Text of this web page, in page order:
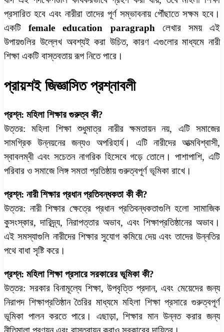
প্রসারিত হবে এবং নারীরা তাদের পূর্ণ সম্ভাবনায় পৌঁছাতে সক্ষম হবে।
একটিfemale education paragraph লেখার সময় এই
উপায়গুলির উল্লেখ অবশ্যই করা উচিত, কারণ এগুলোর মাধ্যমে নারী
শিক্ষা একটি বাস্তবতায় রূপ নিতে পারে।
প্রায়শই জিজ্ঞাসিত প্রশ্নাবলী
প্রশ্ন: মহিলা শিক্ষার গুরুত্ব কী?
উত্তর: মহিলা শিক্ষা শুধুমাত্র নারীর ক্ষমতায়ন নয়, এটি সমাজের
সামগ্রিক উন্নয়নের জন্যও অপরিহার্য। এটি নারীদের আত্মবিশ্বাসী,
স্বাবলম্বী এবং সচেতন নাগরিক হিসেবে গড়ে তোলে। পাশাপাশি, এটি
পরিবার ও সমাজে লিঙ্গ সমতা প্রতিষ্ঠায় গুরুত্বপূর্ণ ভূমিকা রাখে।
প্রশ্ন: নারী শিক্ষার প্রধান প্রতিবন্ধকতা কী কী?
উত্তর: নারী শিক্ষার ক্ষেত্রে প্রধান প্রতিবন্ধকতাগুলি হলো সামাজিক
কুসংস্কার, দারিদ্র্য, নিরাপত্তার অভাব, এবং শিক্ষাপ্রতিষ্ঠানের অভাব।
এই সমস্যাগুলি নারীদের শিক্ষার সুযোগ কমিয়ে দেয় এবং তাদের উন্নতির
পথে বাধা সৃষ্টি করে।
প্রশ্ন: মহিলা শিক্ষা প্রসারে সরকারের ভূমিকা কী?
উত্তর: সরকার বিনামূল্যে শিক্ষা, উপবৃত্তি প্রদান, এবং মেয়েদের জন্য
নিরাপদ শিক্ষাপ্রতিষ্ঠান তৈরির মাধ্যমে মহিলা শিক্ষা প্রসারে গুরুত্বপূর্ণ
ভূমিকা পালন করতে পারে। এছাড়া, শিক্ষার মান উন্নত করার জন্য